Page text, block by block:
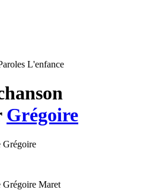
L'enfance
Grégoire
Grégoire
Grégoire Maret